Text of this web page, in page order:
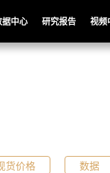
据中心 研究报告 视频
货价格 数据